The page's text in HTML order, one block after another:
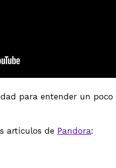
para entender un
artículos de Pandora: